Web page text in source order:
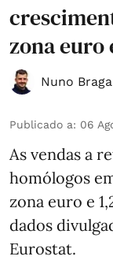
zona euro
Nuno Braga
Publicado a: 06
As vendas a
homólogos
zona euro e
dados
Eurostat.